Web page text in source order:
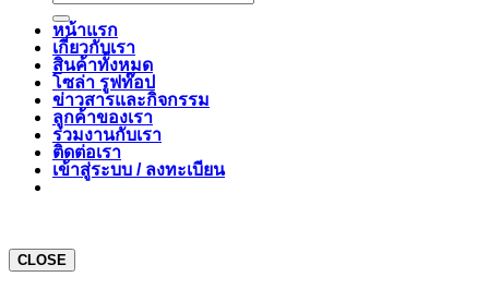
หน้าแรก
เกี่ยวกับเรา
สินค้าทั้งหมด
โซล่า รูฟท๊อป
ข่าวสารและกิจกรรม
ลูกค้าของเรา
ร่วมงานกับเรา
ติดต่อเรา
เข้าสู่ระบบ / ลงทะเบียน
CLOSE